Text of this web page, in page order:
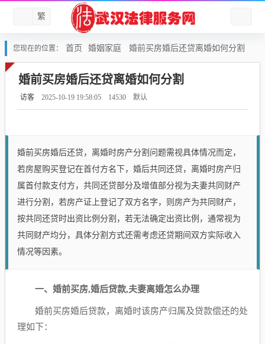
繁
您现在的位置： 首页 婚姻家庭 婚前买房婚后还贷离婚如何分割
婚前买房婚后还贷离婚如何分割
访客 2025-10-19 19:58:05 14530 默认
婚前买房婚后还贷，离婚时房产分割问题需视具体情况而定，
若房屋购买登记在首付方名下，婚后共同还贷，离婚时房产归
属首付款支付方，共同还贷部分及增值部分视为夫妻共同财产
进行分割，若房产证上登记了双方名字，则房产为共同财产，
按共同还贷时出资比例分割，若无法确定出资比例，通常视为
共同财产均分，具体分割方式还需考虑还贷期间双方实际收入
情况等因素。
一、婚前买房,婚后贷款,夫妻离婚怎么办理
婚前买房婚后贷款，离婚时该房产归属及贷款偿还的处
理如下：